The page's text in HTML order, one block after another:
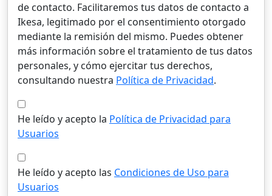
de contacto. Facilitaremos tus datos de contacto a
Ikesa, legitimado por el consentimiento otorgado
mediante la remisión del mismo. Puedes obtener
más información sobre el tratamiento de tus datos
personales, y cómo ejercitar tus derechos,
consultando nuestra Política de Privacidad.
He leído y acepto la Política de Privacidad para
Usuarios
He leído y acepto las Condiciones de Uso para
Usuarios